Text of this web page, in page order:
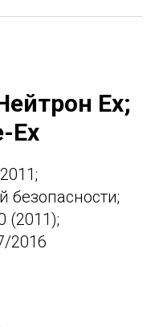
Ex;
Ex
безопасности;
(2011);
2016